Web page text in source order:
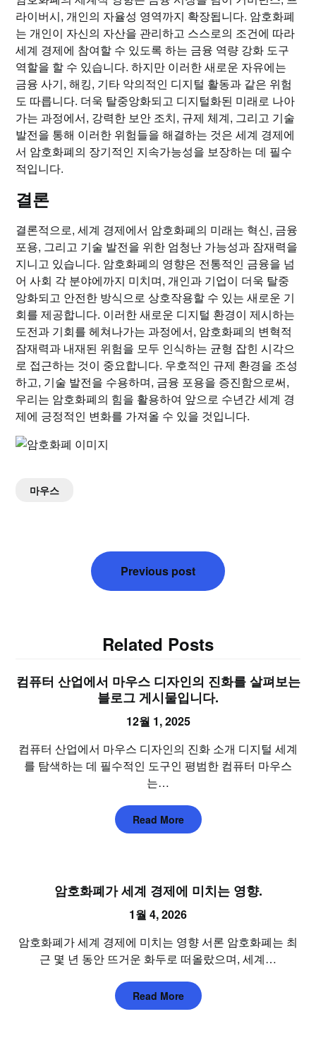
라이버시, 개인의 자율성 영역까지 확장됩니다. 암호화폐
는 개인이 자신의 자산을 관리하고 스스로의 조건에 따라
세계 경제에 참여할 수 있도록 하는 금융 역량 강화 도구
역할을 할 수 있습니다. 하지만 이러한 새로운 자유에는
금융 사기, 해킹, 기타 악의적인 디지털 활동과 같은 위험
도 따릅니다. 더욱 탈중앙화되고 디지털화된 미래로 나아
가는 과정에서, 강력한 보안 조치, 규제 체계, 그리고 기술
발전을 통해 이러한 위험들을 해결하는 것은 세계 경제에
서 암호화폐의 장기적인 지속가능성을 보장하는 데 필수
적입니다.
결론
결론적으로, 세계 경제에서 암호화폐의 미래는 혁신, 금융
포용, 그리고 기술 발전을 위한 엄청난 가능성과 잠재력을
지니고 있습니다. 암호화폐의 영향은 전통적인 금융을 넘
어 사회 각 분야에까지 미치며, 개인과 기업이 더욱 탈중
앙화되고 안전한 방식으로 상호작용할 수 있는 새로운 기
회를 제공합니다. 이러한 새로운 디지털 환경이 제시하는
도전과 기회를 헤쳐나가는 과정에서, 암호화폐의 변혁적
잠재력과 내재된 위험을 모두 인식하는 균형 잡힌 시각으
로 접근하는 것이 중요합니다. 우호적인 규제 환경을 조성
하고, 기술 발전을 수용하며, 금융 포용을 증진함으로써,
우리는 암호화폐의 힘을 활용하여 앞으로 수년간 세계 경
제에 긍정적인 변화를 가져올 수 있을 것입니다.
마우스
Previous post
Related Posts
컴퓨터 산업에서 마우스 디자인의 진화를 살펴보는
블로그 게시물입니다.
12월 1, 2025
컴퓨터 산업에서 마우스 디자인의 진화 소개 디지털 세계
를 탐색하는 데 필수적인 도구인 평범한 컴퓨터 마우스
는…
Read More
암호화폐가 세계 경제에 미치는 영향.
1월 4, 2026
암호화폐가 세계 경제에 미치는 영향 서론 암호화폐는 최
근 몇 년 동안 뜨거운 화두로 떠올랐으며, 세계…
Read More